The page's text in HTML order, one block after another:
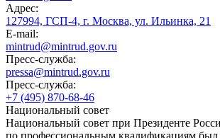
Адрес:
127994, ГСП-4, г. Москва, ул. Ильинка, 21
E-mail:
mintrud@mintrud.gov.ru
Пресс-служба:
pressa@mintrud.gov.ru
Пресс-служба:
+7 (495) 870-68-46
Национальный совет
Национальный совет при Президенте
по профессиональным квалификациям был